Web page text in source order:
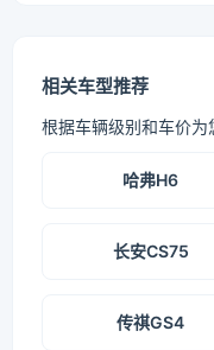
相关车型推荐
根据车辆级别和车价
哈弗H6
长安CS75
传祺GS4